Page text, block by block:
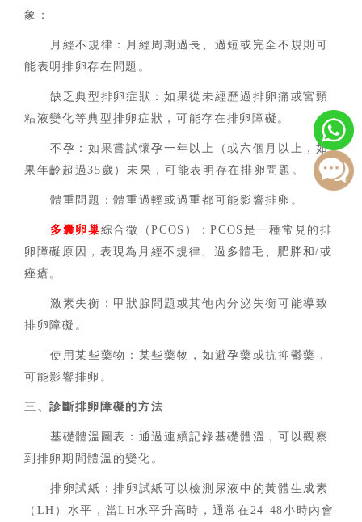
象：
月經不規律：月經周期過長、過短或完全不規則可
能表明排卵存在問題。
缺乏典型排卵症狀：如果從未經歷過排卵痛或宮頸
粘液變化等典型排卵症狀，可能存在排卵障礙。
不孕：如果嘗試懷孕一年以上（或六個月以上，如
果年齡超過35歲）未果，可能表明存在排卵問題。
體重問題：體重過輕或過重都可能影響排卵。
多囊卵巢綜合徵（PCOS）：PCOS是一種常見的排
卵障礙原因，表現為月經不規律、過多體毛、肥胖和/或
痤瘡。
激素失衡：甲狀腺問題或其他內分泌失衡可能導致
排卵障礙。
使用某些藥物：某些藥物，如避孕藥或抗抑鬱藥，
可能影響排卵。
三、診斷排卵障礙的方法
基礎體溫圖表：通過連續記錄基礎體溫，可以觀察
到排卵期間體溫的變化。
排卵試紙：排卵試紙可以檢測尿液中的黃體生成素
（LH）水平，當LH水平升高時，通常在24-48小時內會